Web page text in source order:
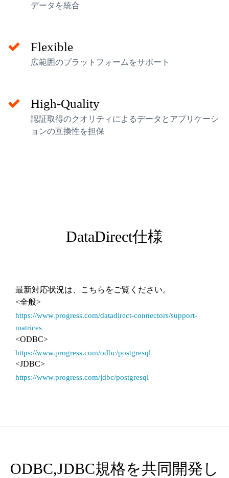
データを統合
Flexible
広範囲のプラットフォームをサポート
High-Quality
認証取得のクオリティによるデータとアプリケーシ
ョンの互換性を担保
DataDirect仕様
最新対応状況は、こちらをご覧ください。
<全般>
https://www.progress.com/datadirect-connectors/support-
matrices
<ODBC>
https://www.progress.com/odbc/postgresql
<JDBC>
https://www.progress.com/jdbc/postgresql
ODBC,JDBC規格を共同開発し